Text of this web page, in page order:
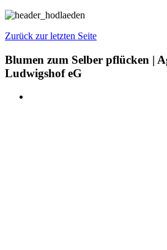
Zurück zur letzten Seite
Blumen zum Selber pflücken |
Ludwigshof eG